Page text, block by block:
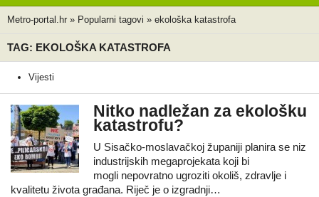
Metro-portal.hr » Popularni tagovi » ekološka katastrofa
TAG: EKOLOŠKA KATASTROFA
Vijesti
Nitko nadležan za ekološku
katastrofu?
U Sisačko-moslavačkoj županiji planira se niz
industrijskih megaprojekata koji bi
mogli nepovratno ugroziti okoliš, zdravlje i
kvalitetu života građana. Riječ je o izgradnji…